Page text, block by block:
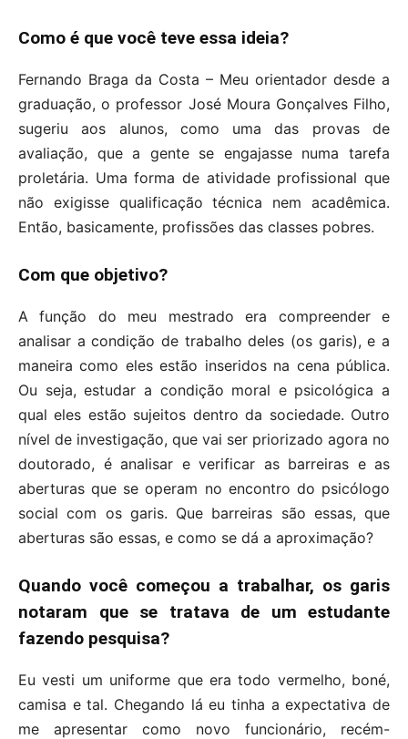
Como é que você teve essa ideia?
Fernando Braga da Costa – Meu orientador desde a
graduação, o professor José Moura Gonçalves Filho,
sugeriu aos alunos, como uma das provas de
avaliação, que a gente se engajasse numa tarefa
proletária. Uma forma de atividade profissional que
não exigisse qualificação técnica nem acadêmica.
Então, basicamente, profissões das classes pobres.
Com que objetivo?
A função do meu mestrado era compreender e
analisar a condição de trabalho deles (os garis), e a
maneira como eles estão inseridos na cena pública.
Ou seja, estudar a condição moral e psicológica a
qual eles estão sujeitos dentro da sociedade. Outro
nível de investigação, que vai ser priorizado agora no
doutorado, é analisar e verificar as barreiras e as
aberturas que se operam no encontro do psicólogo
social com os garis. Que barreiras são essas, que
aberturas são essas, e como se dá a aproximação?
Quando você começou a trabalhar, os garis
notaram que se tratava de um estudante
fazendo pesquisa?
Eu vesti um uniforme que era todo vermelho, boné,
camisa e tal. Chegando lá eu tinha a expectativa de
me apresentar como novo funcionário, recém-